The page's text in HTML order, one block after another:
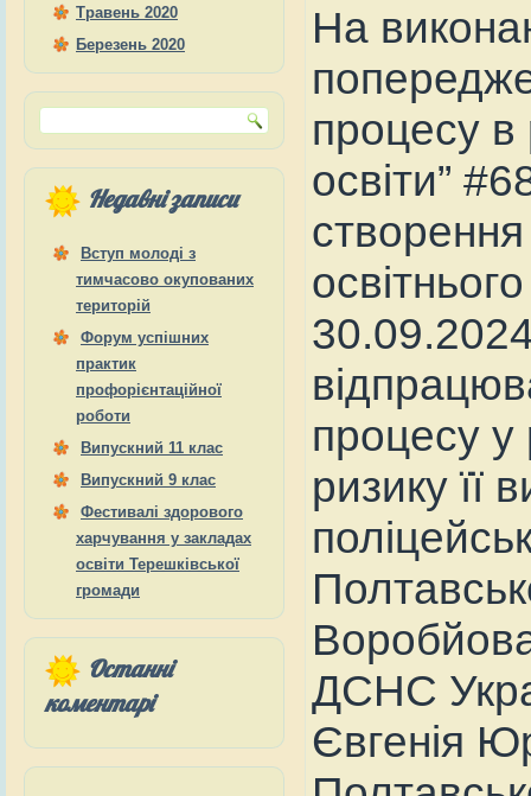
Травень 2020
Березень 2020
Недавні записи
Вступ молоді з
тимчасово окупованих
територій
Форум успішних
практик
профорієнтаційної
роботи
Випускний 11 клас
Випускний 9 клас
Фестивалі здорового
харчування у закладах
освіти Терешківської
громади
Останні
коментарі
На
процесу в
освіти”
створення
процесу у
ризику її
ДСНС
Євгенія